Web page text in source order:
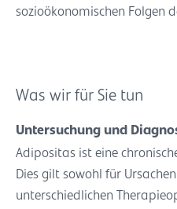
sozioökonomischen Folgen
Was wir für Sie tun
Untersuchung und
Adipositas ist eine
Dies gilt sowohl für
unterschiedlichen